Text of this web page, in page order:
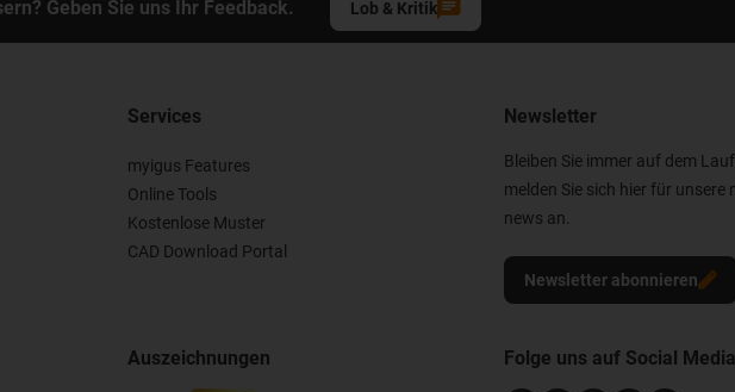
Geben Sie uns Ihr Feedback. Lob & Kritik
Services
myigus Features
Online Tools
Kostenlose Muster
CAD Download Portal
Auszeichnungen
Newsletter
Bleiben Sie immer auf dem
melden Sie sich hier für unsere
news an.
Newsletter abonnieren
Folge uns auf Social Media